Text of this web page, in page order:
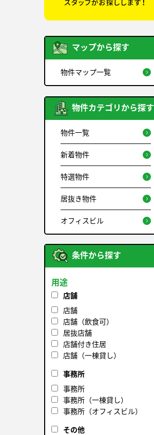
マップから探す
物件マップ一覧
物件カテゴリから探す
物件一覧
新着物件
特選物件
居抜き物件
オフィスビル
条件から探す
用途
店舗
店舗
店舗（飲食可）
居抜店舗
店舗付き住居
店舗（一棟貸し）
事務所
事務所
事務所（一棟貸し）
事務所（オフィスビル）
その他